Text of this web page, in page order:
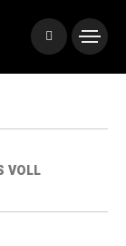
VOLL